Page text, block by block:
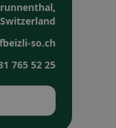
Switzerland
so.ch
765 52 25